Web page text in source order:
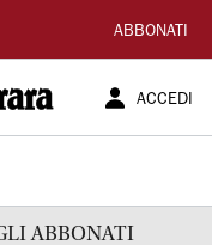
ABBONATI
ACCEDI
ABBONATI